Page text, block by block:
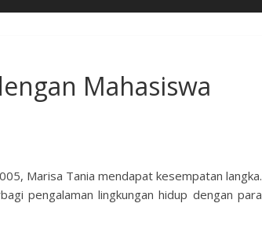
Mahasiswa
Marisa Tania mendapat kesempatan langka.
pengalaman lingkungan hidup dengan para